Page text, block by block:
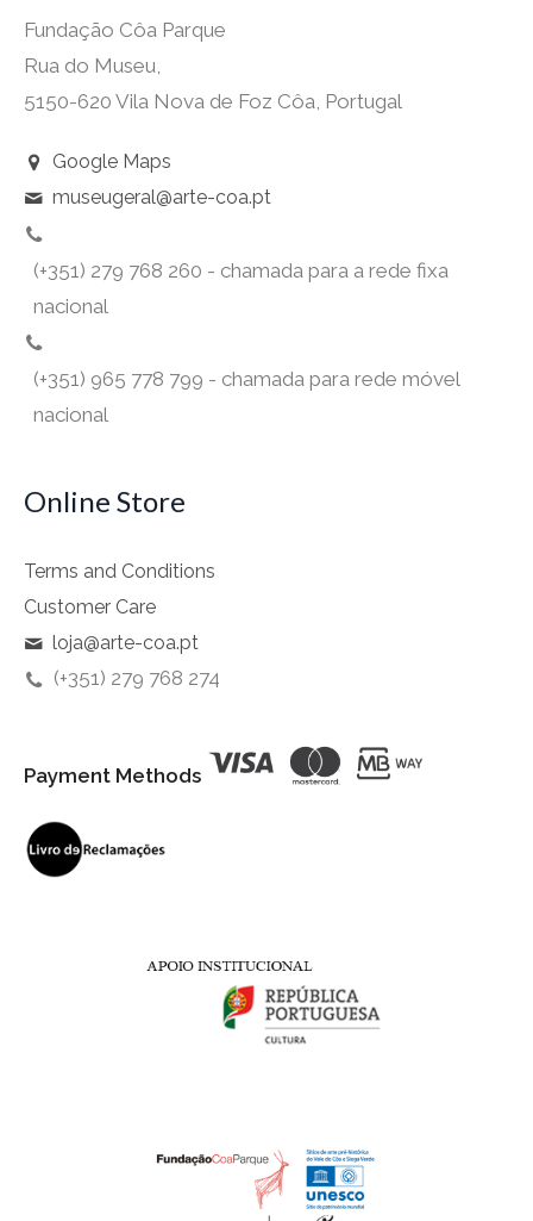
Fundação Côa Parque
Rua do Museu,
5150-620 Vila Nova de Foz Côa, Portugal
Google Maps
museugeral@arte-coa.pt
(+351) 279 768 260 - chamada para a rede fixa
nacional
(+351) 965 778 799 - chamada para rede móvel
nacional
Online Store
Terms and Conditions
Customer Care
loja@arte-coa.pt
(+351) 279 768 274
Payment Methods